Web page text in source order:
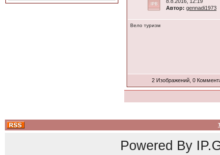
Автор: gennadi1973
Вело туризм
2 Изображений, 0
Powered By